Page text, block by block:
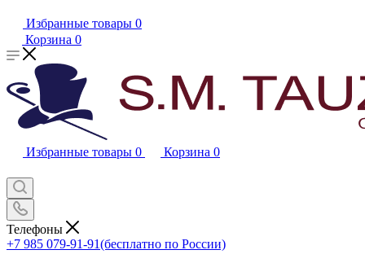
Избранные товары 0
Корзина 0
Избранные товары 0 Корзина 0
Телефоны
+7 985 079-91-91(бесплатно по России)